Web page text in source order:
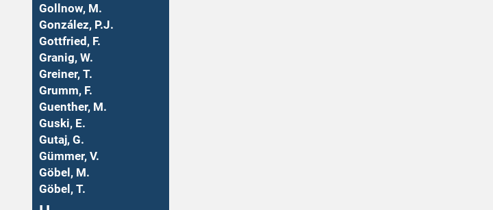
Gollnow, M.
González, P.J.
Gottfried, F.
Granig, W.
Greiner, T.
Grumm, F.
Guenther, M.
Guski, E.
Gutaj, G.
Gümmer, V.
Göbel, M.
Göbel, T.